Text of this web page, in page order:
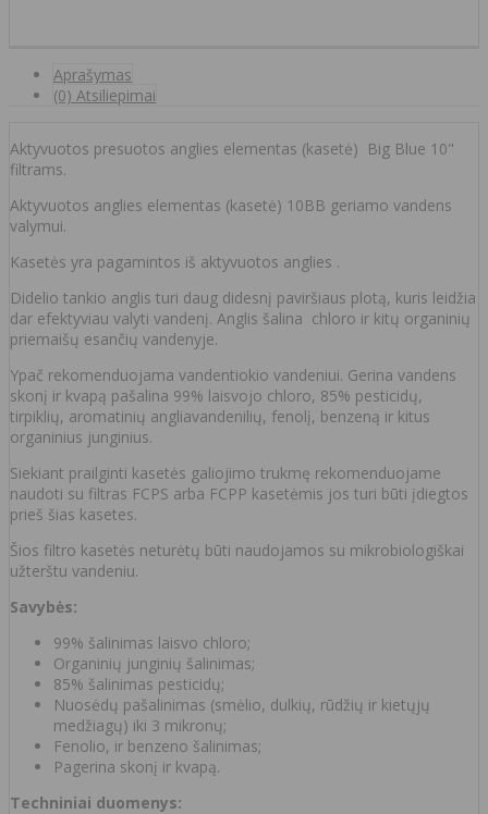
Aprašymas
(0) Atsiliepimai
Aktyvuotos presuotos anglies elementas (kasetė) Big Blue 10"
filtrams.
Aktyvuotos anglies elementas (kasetė) 10BB geriamo vandens
valymui.
Kasetės yra pagamintos iš aktyvuotos anglies .
Didelio tankio anglis turi daug didesnį paviršiaus plotą, kuris leidžia
dar efektyviau valyti vandenį. Anglis šalina chloro ir kitų organinių
priemaišų esančių vandenyje.
Ypač rekomenduojama vandentiokio vandeniui. Gerina vandens
skonį ir kvapą pašalina 99% laisvojo chloro, 85% pesticidų,
tirpiklių, aromatinių angliavandenilių, fenolį, benzeną ir kitus
organinius junginius.
Siekiant prailginti kasetės galiojimo trukmę rekomenduojame
naudoti su filtras FCPS arba FCPP kasetėmis jos turi būti įdiegtos
prieš šias kasetes.
Šios filtro kasetės neturėtų būti naudojamos su mikrobiologiškai
užterštu vandeniu.
Savybės:
99% šalinimas laisvo chloro;
Organinių junginių šalinimas;
85% šalinimas pesticidų;
Nuosėdų pašalinimas (smėlio, dulkių, rūdžių ir kietųjų
medžiagų) iki 3 mikronų;
Fenolio, ir benzeno šalinimas;
Pagerina skonį ir kvapą.
Techniniai duomenys: